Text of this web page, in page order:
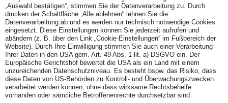
„Auswahl bestätigen“, stimmen Sie der Datenverarbeitung zu. Durch
drücken der Schaltfläche „Alle ablehnen“ lehnen Sie die
Datenverarbeitung ab und es werden nur technisch notwendige Cookies
eingesetzt. Diese Einstellungen können Sie jederzeit aufrufen und
abändern (z. B. über den Link „Cookie-Einstellungen“ im Fußbereich der
Website). Durch Ihre Einwilligung stimmen Sie auch einer Verarbeitung
Ihrer Daten in den USA gem. Art. 49 Abs. 1 lit. a) DSGVO ein. Der
Europäische Gerichtshof bewertet die USA als ein Land mit einem
unzureichenden Datenschutzniveau. Es besteht bspw. das Risiko, dass
diese Daten von US-Behörden zu Kontroll- und Überwachungszwecken
verarbeitet werden können, ohne dass wirksame Rechtsbehelfe
vorhanden oder sämtliche Betroffenenrechte durchsetzbar sind.